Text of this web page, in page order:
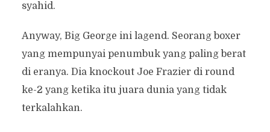
syahid.
Anyway, Big George ini lagend. Seorang boxer
yang mempunyai penumbuk yang paling berat
di eranya. Dia knockout Joe Frazier di round
ke-2 yang ketika itu juara dunia yang tidak
terkalahkan.